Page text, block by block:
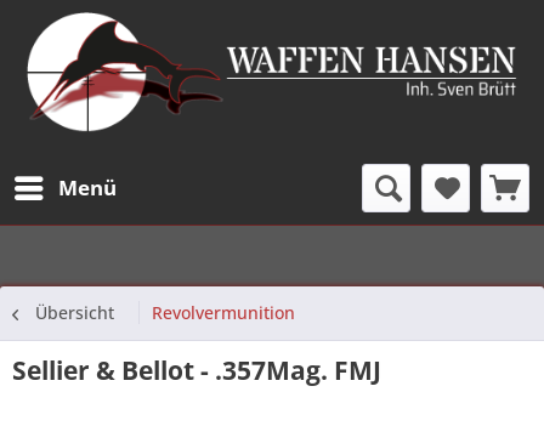
Menü
Übersicht Revolvermunition
Sellier & Bellot - .357Mag. FMJ